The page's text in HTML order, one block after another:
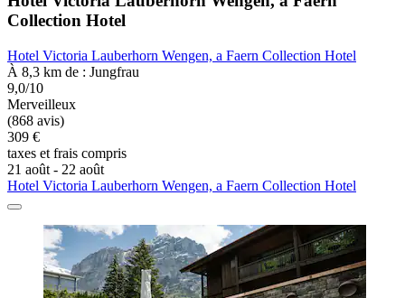
Collection Hotel
Hotel Victoria Lauberhorn Wengen, a Faern Collection Hotel
À 8,3 km de : Jungfrau
9,0/10
Merveilleux
(868 avis)
309 €
taxes et frais compris
21 août - 22 août
Hotel Victoria Lauberhorn Wengen, a Faern Collection Hotel